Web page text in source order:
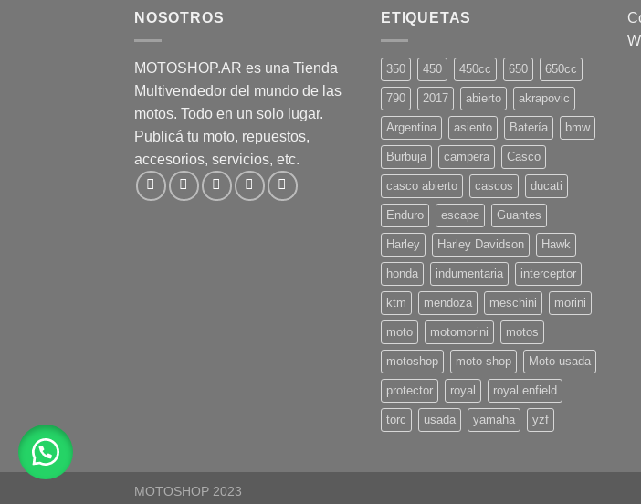
NOSOTROS
MOTOSHOP.AR es una Tienda
Multivendedor del mundo de las
motos. Todo en un solo lugar.
Publicá tu moto, repuestos,
accesorios, servicios, etc.
ETIQUETAS
350 450 450cc 650 650cc
790 2017 abierto akrapovic
Argentina asiento Batería bmw
Burbuja campera Casco
casco abierto cascos ducati
Enduro escape Guantes
Harley Harley Davidson Hawk
honda indumentaria interceptor
ktm mendoza meschini morini
moto motomorini motos
motoshop moto shop Moto usada
protector royal royal enfield
torc usada yamaha yzf
MOTOSHOP 2023